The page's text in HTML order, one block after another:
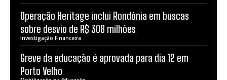
Operação Heritage inclui Rondônia em buscas
sobre desvio de R$ 308 milhões
Investigação Financeira
Greve da educação é aprovada para dia 12 em
Porto Velho